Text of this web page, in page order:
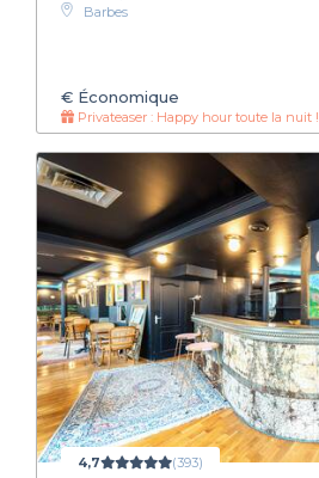
Barbes
€ Économique
Privateaser : Happy hour toute la nuit !
4,7 (393)